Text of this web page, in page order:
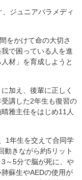
ジュニアパラメディ
をかけて命の大切さ
で困っている人を進
材」を育成しようと
加え、後輩に正しく
講した2年生も復習の
雅主任をはじめ11人
1年生を交えて合同学
動きながら約5リット
～5分で脳が死に、や
蘇生やAEDの使用が